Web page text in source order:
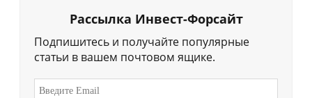
Рассылка Инвест-Форсайт
Подпишитесь и получайте популярные
статьи в вашем почтовом ящике.